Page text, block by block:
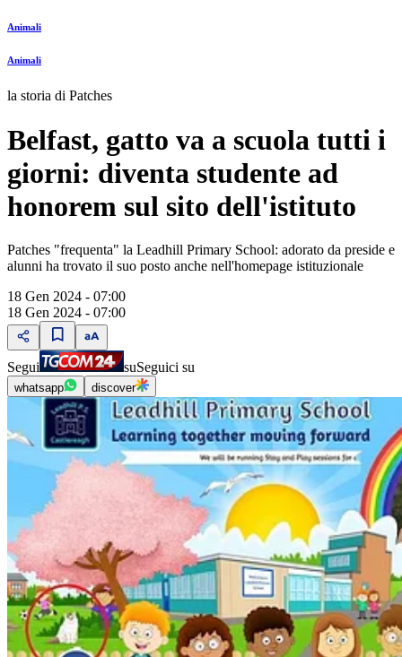
Animali
Animali
la storia di Patches
Belfast, gatto va a scuola tutti i
giorni: diventa studente ad
honorem sul sito dell'istituto
Patches "frequenta" la Leadhill Primary School: adorato da preside e
alunni ha trovato il suo posto anche nell'homepage istituzionale
18 Gen 2024 - 07:00
18 Gen 2024 - 07:00
Segui suSeguici su
whatsapp discover